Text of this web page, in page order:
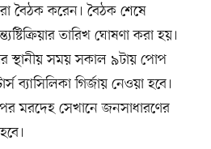
বৈঠক করেন। বৈঠক শেষে
তারিখ ঘোষণা করা হয়।
স্থানীয় সময় সকাল ৯টায় পোপ
ব্যাসিলিকা গির্জায় নেওয়া হবে।
মরদেহ সেখানে জনসাধারণের